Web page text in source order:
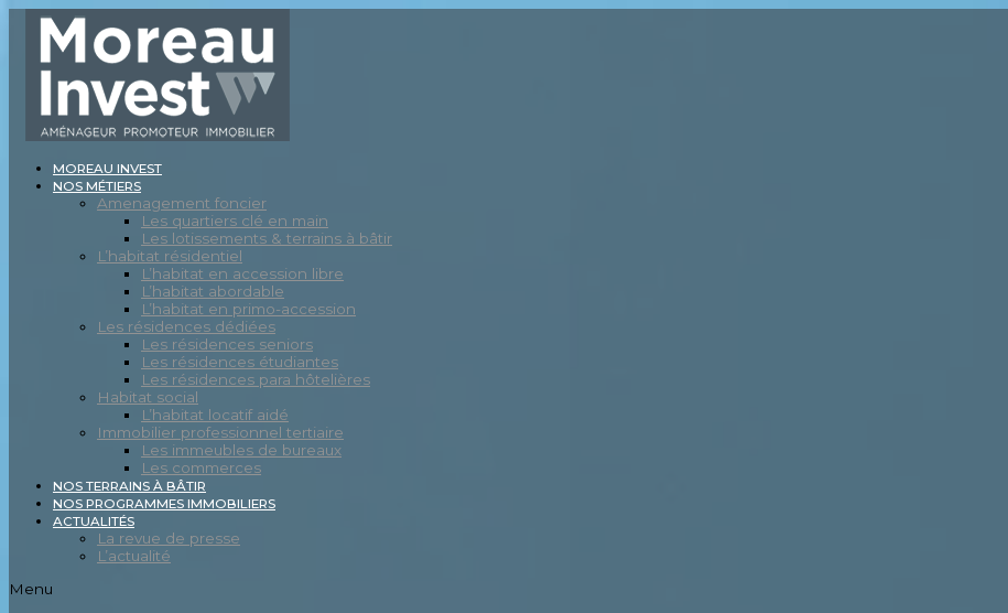
MOREAU INVEST
NOS MÉTIERS
Amenagement foncier
Les quartiers clé en main
Les lotissements & terrains à bâtir
L’habitat résidentiel
L’habitat en accession libre
L’habitat abordable
L’habitat en primo-accession
Les résidences dédiées
Les résidences seniors
Les résidences étudiantes
Les résidences para hôtelières
Habitat social
L’habitat locatif aidé
Immobilier professionnel tertiaire
Les immeubles de bureaux
Les commerces
NOS TERRAINS À BÂTIR
NOS PROGRAMMES IMMOBILIERS
ACTUALITÉS
La revue de presse
L’actualité
Menu